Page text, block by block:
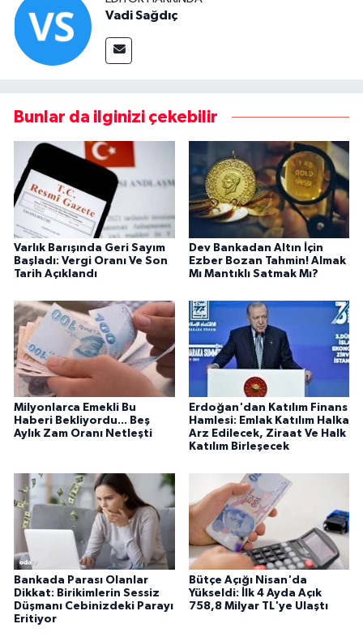
Vadi Sağdıç
Bunlar da ilginizi çekebilir
Varlık Barışında Geri Sayım
Başladı: Vergi Oranı Ve Son
Tarih Açıklandı
Dev Bankadan Altın İçin
Ezber Bozan Tahmin! Almak
Mı Mantıklı Satmak Mı?
Milyonlarca Emekli Bu
Haberi Bekliyordu... Beş
Aylık Zam Oranı Netleşti
Erdoğan'dan Katılım Finans
Hamlesi: Emlak Katılım Halka
Arz Edilecek, Ziraat Ve Halk
Katılım Birleşecek
Bankada Parası Olanlar
Dikkat: Birikimlerin Sessiz
Düşmanı Cebinizdeki Parayı
Eritiyor
Bütçe Açığı Nisan'da
Yükseldi: İlk 4 Ayda Açık
758,8 Milyar TL'ye Ulaştı